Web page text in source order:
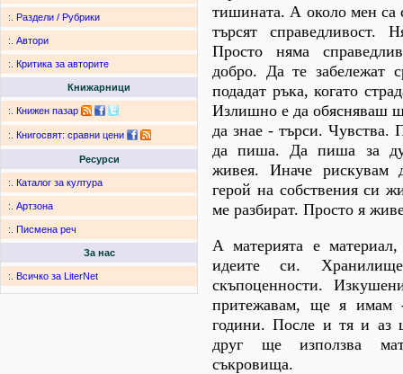
:. Раздели / Рубрики
:. Автори
:. Критика за авторите
Книжарници
:. Книжен пазар
:. Книгосвят: сравни цени
Ресурси
:. Каталог за култура
:. Артзона
:. Писмена реч
За нас
:. Всичко за LiterNet
тишината. А около мен са
търсят справедливост.
Просто няма
добро. Да те забележат
подадат ръка, когато
Излишно е да обясняваш
да знае - търси. Чувства.
да пиша. Да пиша за
живея. Иначе рискувам
герой на собствения си
ме разбират. Просто я
А материята е
идеите си.
скъпоценности.
притежавам, ще я имам
години. После и тя и аз
друг ще използва
съкровища.